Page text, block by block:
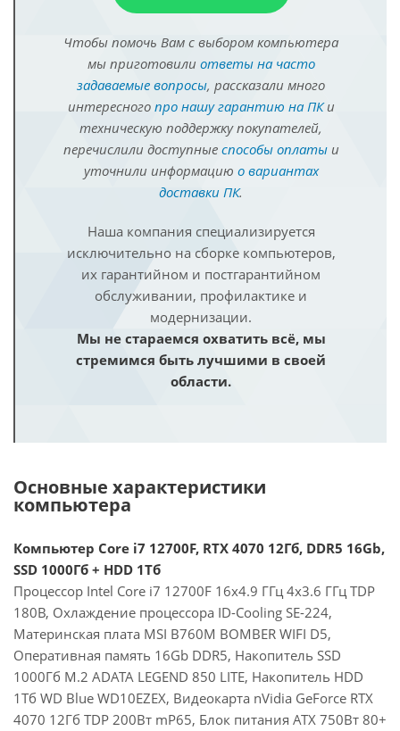
Чтобы помочь Вам с выбором компьютера
мы приготовили ответы на часто
задаваемые вопросы, рассказали много
интересного про нашу гарантию на ПКи
техническую поддержку покупателей,
перечислили доступные способы оплатыи
уточнили информацию о вариантах
доставки ПК.
Наша компания специализируется
исключительно на сборке компьютеров,
их гарантийном и постгарантийном
обслуживании, профилактике и
модернизации.
Мы не стараемся охватить всё, мы
стремимся быть лучшими в своей
области.
Основные характеристики
компьютера
Компьютер Core i7 12700F, RTX 4070 12Гб, DDR5 16Gb,
SSD 1000Гб + HDD 1Тб
Процессор Intel Core i7 12700F 16x4.9 ГГц 4x3.6 ГГц TDP
180В, Охлаждение процессора ID-Cooling SE-224,
Материнская плата MSI B760M BOMBER WIFI D5,
Оперативная память 16Gb DDR5, Накопитель SSD
1000Гб M.2 ADATA LEGEND 850 LITE, Накопитель HDD
1Тб WD Blue WD10EZEX, Видеокарта nVidia GeForce RTX
4070 12Гб TDP 200Вт mP65, Блок питания ATX 750Вт 80+